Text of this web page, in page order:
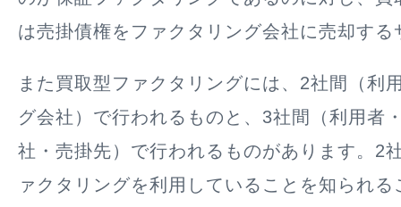
は売掛債権をファクタリング会社に売却する
また買取型ファクタリングには、2社間（利
グ会社）で行われるものと、3社間（利用者
社・売掛先）で行われるものがあります。2
ァクタリングを利用していることを知られ